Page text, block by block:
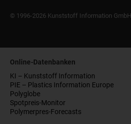
© 1996-2026 Kunststoff Information
Online-Datenbanken
KI – Kunststoff Information
PIE – Plastics Information Europe
Polyglobe
Spotpreis-Monitor
Polymerpres-Forecasts